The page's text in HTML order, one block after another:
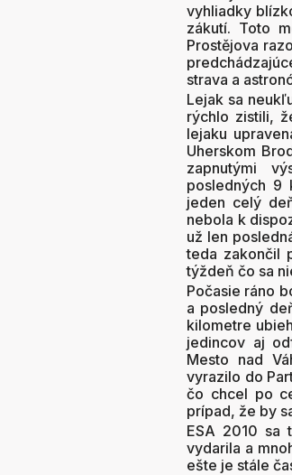
vyhliadky
zákutí. Toto
Prostějova
strava a
Lejak sa
rýchlo zistili,
lejaku
Uherskom
zapnutými
posledných 9
jeden celý
nebola k
už len
teda zakončil
týždeň čo sa
Počasie ráno
a posledný
kilometre
jedincov aj
Mesto nad
vyrazilo do
čo chcel po
prípad, že by
ESA 2010 sa
vydarila a
ešte je stále